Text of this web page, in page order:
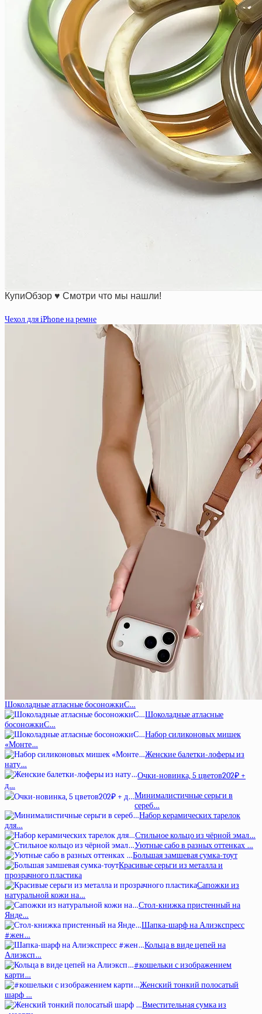
КупиОбзор ♥ Смотри что мы нашли!
Чехол для iPhone на ремне
Шоколадные атласные босоножкиС…
Шоколадные атласные
босоножкиС…
Набор силиконовых мишек
«Монте…
Женские балетки-лоферы из
нату…
Очки-новинка, 5 цветов202₽ +
д…
Минималистичные серьги в
сереб…
Набор керамических тарелок
для…
Стильное кольцо из чёрной эмал…
Уютные сабо в разных оттенках …
Большая замшевая сумка-тоут
Красивые серьги из металла и
прозрачного пластика
Сапожки из
натуральной кожи на…
Стол-книжка пристенный на
Янде…
Шапка-шарф на Алиэкспресс
#жен…
Кольца в виде цепей на
Алиэксп…
#кошельки с изображением
карти…
Женский тонкий полосатый
шарф …
Вместительная сумка из